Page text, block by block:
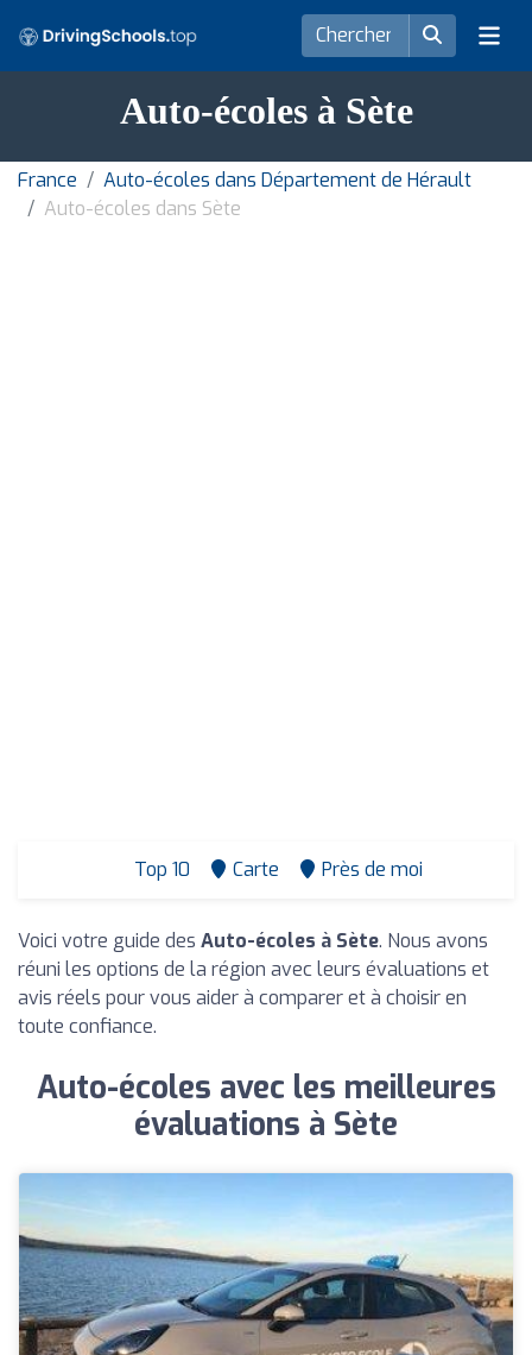
Auto-écoles à Sète
France
Auto-écoles dans Département de Hérault
Auto-écoles dans Sète
Top 10 Carte Près de moi
Voici votre guide des Auto-écoles à Sète. Nous avons
réuni les options de la région avec leurs évaluations et
avis réels pour vous aider à comparer et à choisir en
toute confiance.
Auto-écoles avec les meilleures
évaluations à Sète